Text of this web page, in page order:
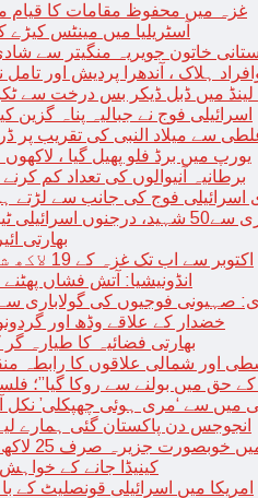
غزہ میں محفوظ مقامات کا قیام
آسٹریلیا میں مینٹس
خاتون جویریہ منگیتر سے
ہلاک ، آندھرا پردیش اور تامل
میں ڈبل ڈیکر بس درخت سے ٹکرا گئی، 14
اسرائیلی فوج نے جبالیہ پناہ گزین
سے میلاد النبی کی تقریب پر ڈرون گرا
یورپ میں برڈ فلو پھیل گیا ،
برطانیہ آنیوالوں کی تعداد کم
اسرائیلی فوج کی جانب سے لڑتے
یونس میں داخل
بھارتی
7 اکتوبر سے اب تک غزہ کے 19 لاکھ شہری بے گھر ہوگئے
انڈونیشیا: آتش فشاں پھٹنے سے 11 کوہ
صہیونی فوجیوں کی گولاباری
خضدار کے علاقے وڈھ اور
بھارتی فضائیہ کا طیارہ گر کر تباہ،
اور شمالی علاقوں کا رابطہ
کے حق میں بولنے سے روکا گیا”؛
میں سے ‘مری ہوئی چھپکلی’ نکل
انجوجس دن پاکستان گئی ہمارے
جزیرہ صرف 25 لاکھ ڈالرز میں برائے فروخت
کینیڈا جانے کے
امریکا میں اسرائیلی قونصلیٹ